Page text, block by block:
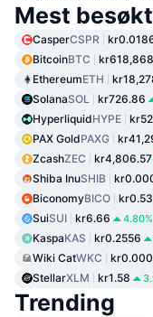
Mest
CasperCSPR
BitcoinBTC
EthereumETH
SolanaSOL kr726.86
HyperliquidHYPE
PAX GoldPAXG
ZcashZEC kr4,806.57
Shiba InuSHIB
BiconomyBICO
SuiSUI kr6.66 4.80%
KaspaKAS kr0.2556
Wiki CatWKC
StellarXLM kr1.58
Trending